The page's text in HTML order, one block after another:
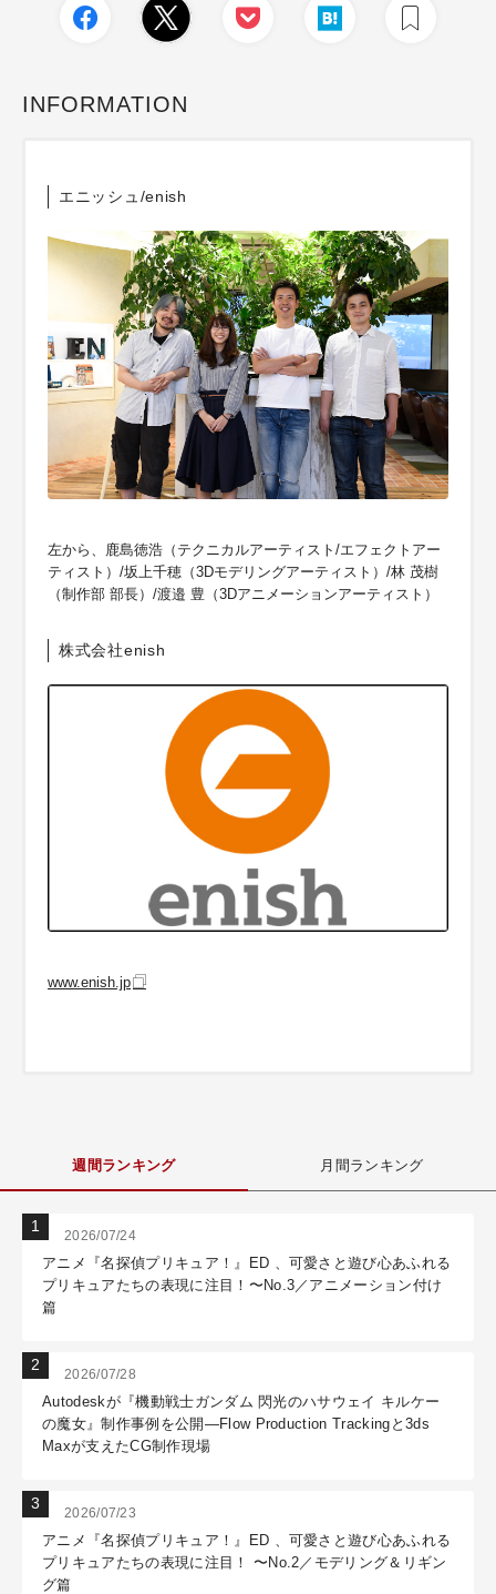
INFORMATION
エニッシュ/enish
左から、鹿島徳浩（テクニカルアーティスト/エフェクトアー
ティスト）/坂上千穂（3Dモデリングアーティスト）/林 茂樹
（制作部 部長）/渡邉 豊（3Dアニメーションアーティスト）
株式会社enish
www.enish.jp
週間ランキング 月間ランキング
2026/07/24
アニメ『名探偵プリキュア！』ED 、可愛さと遊び心あふれる
プリキュアたちの表現に注目！〜No.3／アニメーション付け
篇
2026/07/28
Autodeskが『機動戦士ガンダム 閃光のハサウェイ キルケー
の魔女』制作事例を公開―Flow Production Trackingと3ds
Maxが支えたCG制作現場
2026/07/23
アニメ『名探偵プリキュア！』ED 、可愛さと遊び心あふれる
プリキュアたちの表現に注目！ 〜No.2／モデリング＆リギン
グ篇